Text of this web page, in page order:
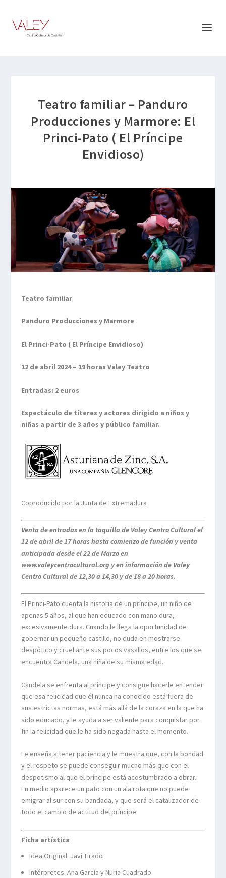
Teatro familiar – Panduro
Producciones y Marmore: El
Princi-Pato ( El Príncipe
Envidioso)
Teatro familiar
Panduro Producciones y Marmore
El Princi-Pato ( El Príncipe Envidioso)
12 de abril 2024 – 19 horas Valey Teatro
Entradas: 2 euros
Espectáculo de títeres y actores dirigido a niños y
niñas a partir de 3 años y público familiar.
Coproducido por la Junta de Extremadura
Venta de entradas en la taquilla de Valey Centro Cultural el
12 de abril de 17 horas hasta comienzo de función y venta
anticipada desde el 22 de Marzo en
www.valeycentrocultural.org y en información de Valey
Centro Cultural de 12,30 a 14,30 y de 18 a 20 horas.
El Princi-Pato cuenta la historia de un príncipe, un niño de
apenas 5 años, al que han educado con mano dura,
excesivamente dura. Cuando le llega la oportunidad de
gobernar un pequeño castillo, no duda en mostrarse
despótico y cruel ante sus pocos vasallos, entre los que se
encuentra Candela, una niña de su misma edad.
Candela se enfrenta al príncipe y consigue hacerle entender
que esa felicidad que él nunca ha conocido está fuera de
sus estrictas normas, está más allá de la coraza en la que ha
sido educado, y le ayuda a ser valiente para conquistar por
fin la felicidad que le ha sido negada hasta el momento.
Le enseña a tener paciencia y le muestra que, con la bondad
y el respeto se puede conseguir mucho más que con el
despotismo al que el príncipe está acostumbrado a obrar.
En medio aparece un pato con un ala rota que no puede
emigrar al sur con su bandada, y que será el catalizador de
todo el cambio de actitud del príncipe.
Ficha artística
Idea Original: Javi Tirado
Intérpretes: Ana García y Nuria Cuadrado